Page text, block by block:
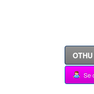
OTHU
Se